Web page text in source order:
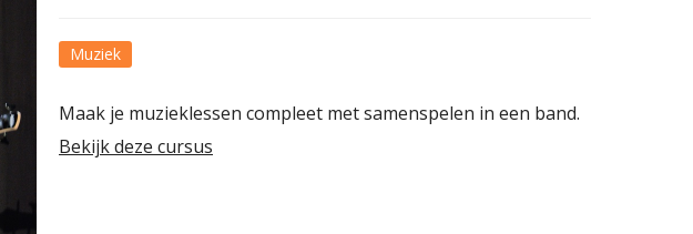
Muziek
Maak je muzieklessen compleet met samenspelen in een band.
Bekijk deze cursus